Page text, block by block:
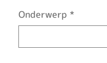
Onderwerp *